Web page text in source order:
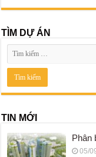
TÌM DỰ ÁN
TIN MỚI
Phân
05/